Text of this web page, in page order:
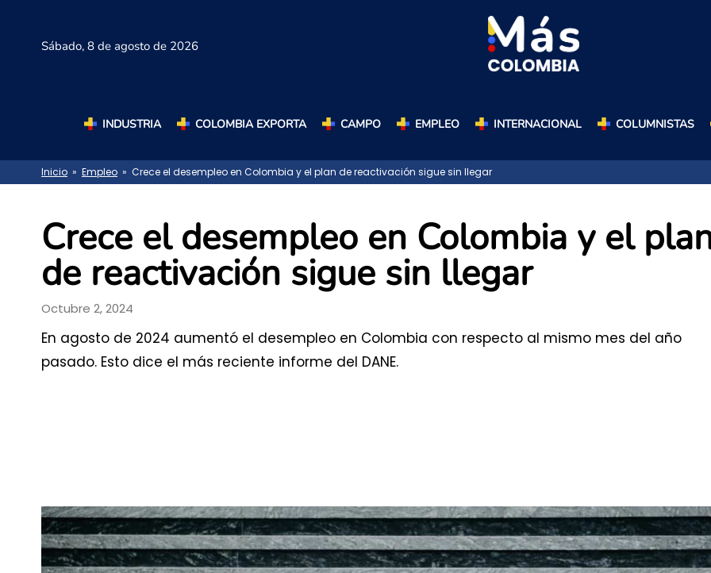
Sábado, 8 de agosto de 2026
INDUSTRIA COLOMBIA EXPORTA CAMPO EMPLEO INTERNACIONAL COLUMNISTAS
Inicio » Empleo » Crece el desempleo en Colombia y el plan de reactivación sigue sin llegar
Crece el desempleo en Colombia y el
de reactivación sigue sin llegar
Octubre 2, 2024
En agosto de 2024 aumentó el desempleo en Colombia con respecto al mismo mes del año
pasado. Esto dice el más reciente informe del DANE.